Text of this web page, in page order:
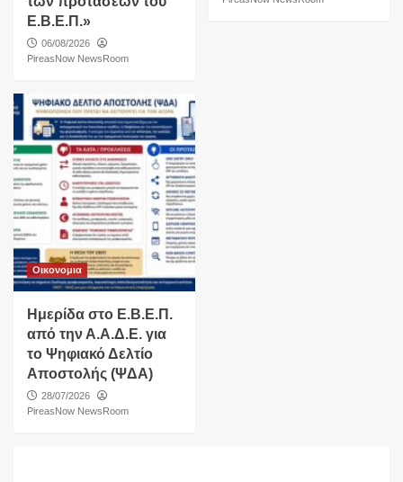
Ε.Β.Ε.Π.»
06/08/2026
PireasNow NewsRoom
Οικονομια
Ημερίδα στο Ε.Β.Ε.Π.
από την Α.Α.Δ.Ε. για
το Ψηφιακό Δελτίο
Αποστολής (ΨΔΑ)
28/07/2026
PireasNow NewsRoom